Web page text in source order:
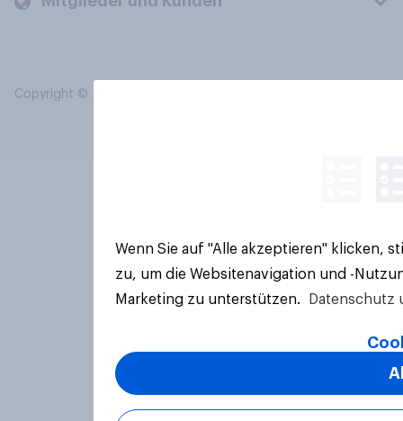
Copyright © 2026 YouGov PLC. Alle Rechte vorbehalten.
Wenn Sie auf "Alle akzeptieren" klicken,
zu, um die Websitenavigation und -
Marketing zu unterstützen.
Datenschutz